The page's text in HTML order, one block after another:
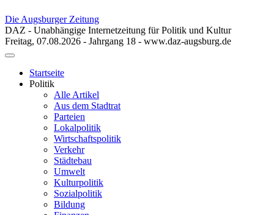
Die Augsburger Zeitung
DAZ - Unabhängige Internetzeitung für Politik und Kultur
Freitag, 07.08.2026 - Jahrgang 18 - www.daz-augsburg.de
Toggle
navigationStartseite
Politik
Alle Artikel
Aus dem Stadtrat
Parteien
Lokalpolitik
Wirtschaftspolitik
Verkehr
Städtebau
Umwelt
Kulturpolitik
Sozialpolitik
Bildung